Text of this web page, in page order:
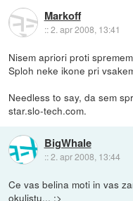
Markoff
::2. apr 2008, 13:41
Nisem apriori proti
Sploh neke ikone pri
Needless to say, da sem
star.slo-tech.com.
BigWhale
::2. apr 2008, 13:44
Ce vas belina moti in vas
okulistu... ;>